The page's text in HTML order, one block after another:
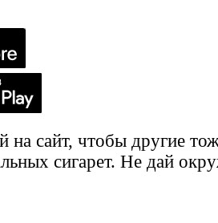
на сайт, чтобы другие
сигарет. Не дай